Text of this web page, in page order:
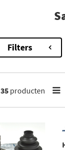
Filters
35 producten